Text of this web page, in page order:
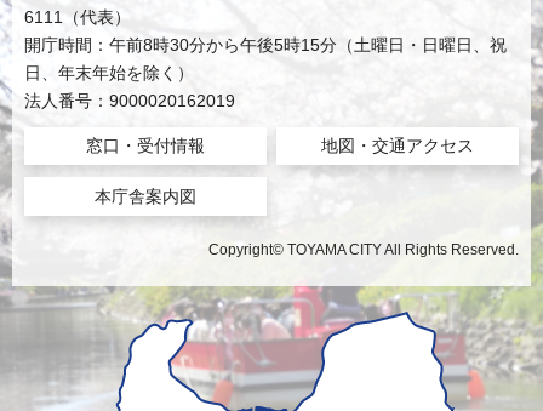
6111（代表）
開庁時間：午前8時30分から午後5時15分（土曜日・日曜日、祝
日、年末年始を除く）
法人番号：9000020162019
窓口・受付情報 地図・交通アクセス
本庁舎案内図
Copyright© TOYAMA CITY All Rights Reserved.